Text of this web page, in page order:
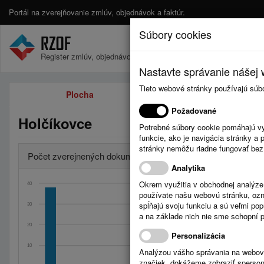
Portál na zverejňovanie zmlúv, objednávok a faktúr.
Register zmlúv, objednávok a faktúr.
Plocha Zmluvy
Holčíkovce
Počet zverejnených dokumentov za obdobia
10
20
30
40
Úradná tabuľa:
Celkom: 0
Posledný
Súbory cookies
Nastavte správanie
Tieto webové stránky používajú
Požadované
Potrebné súbory cookie pomáhajú
funkcie, ako je navigácia stránky a
stránky nemôžu riadne fungovať
Analytika
Okrem využitia v obchodnej
používate našu webovú stránku,
spĺňajú svoju funkciu a sú veľmi
a na základe nich nie sme schopní
Personalizácia
Analýzou vášho správania na